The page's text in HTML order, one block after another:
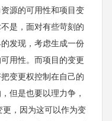
源的可用性和项目变
是，面对有些苛刻的
发现，考虑生成一份
用性。而项目的变更
变更权控制在自己的
但是也要以理力争，
，因为这可以作为变